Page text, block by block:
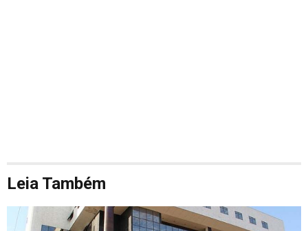
Leia Também